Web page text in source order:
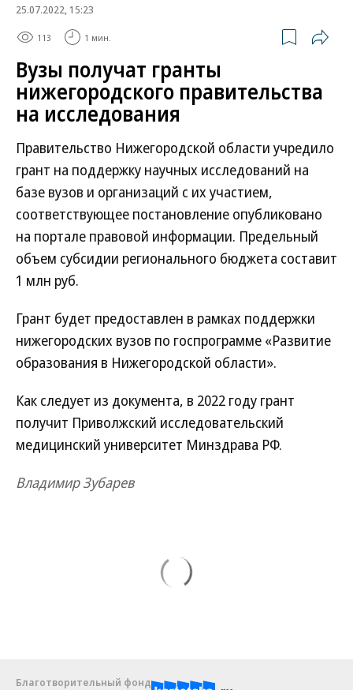
25.07.2022, 15:23
113 1 мин.
Вузы получат гранты
нижегородского правительства
на исследования
Правительство Нижегородской области учредило
грант на поддержку научных исследований на
базе вузов и организаций с их участием,
соответствующее постановление опубликовано
на портале правовой информации. Предельный
объем субсидии регионального бюджета составит
1 млн руб.
Грант будет предоставлен в рамках поддержки
нижегородских вузов по госпрограмме «Развитие
образования в Нижегородской области».
Как следует из документа, в 2022 году грант
получит Приволжский исследовательский
медицинский университет Минздрава РФ.
Владимир Зубарев
Благотворительный фонд